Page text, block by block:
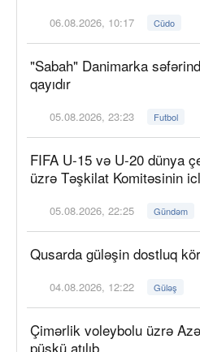
06.08.2026, 10:17 Cüdo
"Sabah" Danimarka
qayıdır
05.08.2026, 23:23 Futbol
FIFA U-15 və U-20 dünya
üzrə Təşkilat Komitəsinin
05.08.2026, 22:25 Gündəm
Qusarda güləşin dostluq
04.08.2026, 12:22 Güləş
Çimərlik voleybolu üzrə
püşkü atılıb